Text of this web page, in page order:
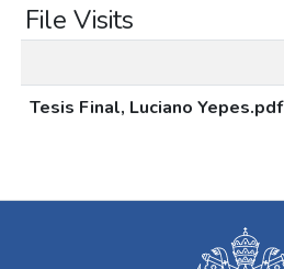
File Visits
Tesis Final, Luciano Yepes.pdf